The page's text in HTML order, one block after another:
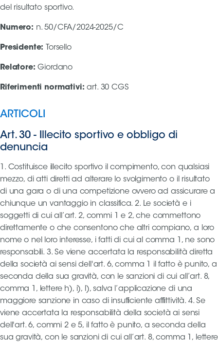
Media
Contatti
Assicurazione
Social media
del risultato sportivo.
Numero: n. 50/CFA/2024-2025/C
Presidente: Torsello
Relatore:Giordano
Riferimenti normativi:art. 30 CGS
ARTICOLI
Art. 30 -
Illecito sportivo e obbligo di
denuncia
1. Costituisce illecito sportivo il compimento, con qualsiasi
mezzo, di atti diretti ad alterare lo svolgimento o il risultato
di una gara o di una competizione ovvero ad assicurare a
chiunque un vantaggio in classifica. 2. Le società e i
soggetti di cui all’art. 2, commi 1 e 2, che commettono
direttamente o che consentono che altri compiano, a loro
nome o nel loro interesse, i fatti di cui al comma 1, ne sono
responsabili. 3. Se viene accertata la responsabilità diretta
della società ai sensi dell'art. 6, comma 1 il fatto è punito, a
seconda della sua gravità, con le sanzioni di cui all’art. 8,
comma 1, lettere h), i), l), salva l’applicazione di una
maggiore sanzione in caso di insufficiente afflittività. 4. Se
viene accertata la responsabilità della società ai sensi
dell'art. 6, commi 2 e 5, il fatto è punito, a seconda della
sua gravità, con le sanzioni di cui all’art. 8, comma 1, lettere